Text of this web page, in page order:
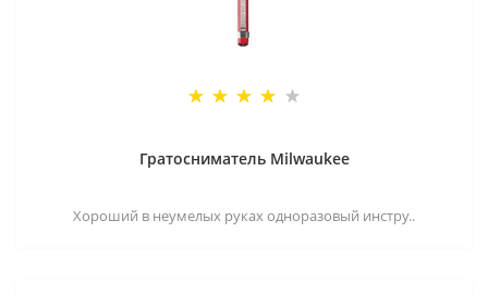
Гратосниматель Milwaukee
Хороший в неумелых руках одноразовый инстру..